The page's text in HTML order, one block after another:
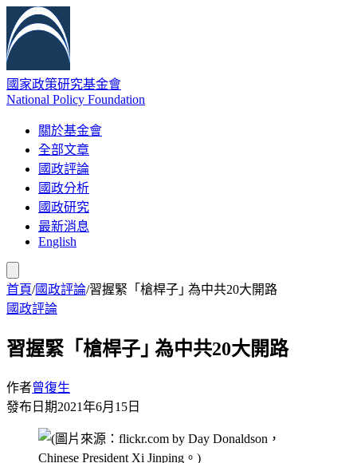
國家政策研究基金會
National Policy Foundation
關於基金會
全部文章
國政評論
國政分析
國政研究
最新消息
English
首頁/國政評論/習握緊「槍桿子｣ 為中共20大開路
國政評論
習握緊「槍桿子｣ 為中共20大開路
作者曾復生
發布日期2021年6月15日